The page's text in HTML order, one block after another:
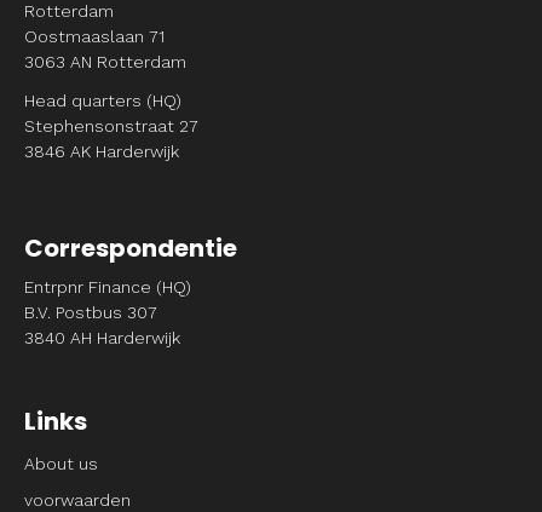
Rotterdam
Oostmaaslaan 71
3063 AN Rotterdam
Head quarters (HQ)
Stephensonstraat 27
3846 AK Harderwijk
Correspondentie
Entrpnr Finance (HQ)
B.V. Postbus 307
3840 AH Harderwijk
Links
About us
voorwaarden